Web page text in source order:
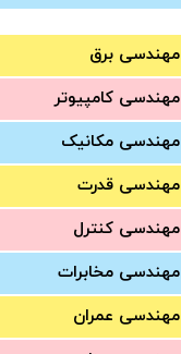
مهندسی برق
مهندسی کامپیوتر
مهندسی مکانیک
مهندسی قدرت
مهندسی کنترل
مهندسی مخابرات
مهندسی عمران